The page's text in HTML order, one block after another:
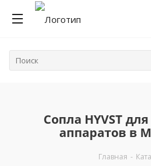
Сопла HYVST
аппаратов в
Главная -